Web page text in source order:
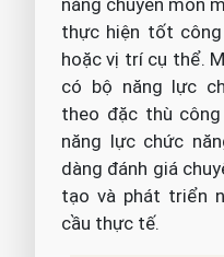
năng chuyên môn
thực hiện tốt
hoặc vị trí cụ thể.
có bộ năng lực
theo đặc thù
năng lực chức
dàng đánh giá
tạo và phát triển
cầu thực tế.